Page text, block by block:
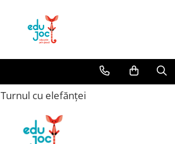
Turnul cu elefănței